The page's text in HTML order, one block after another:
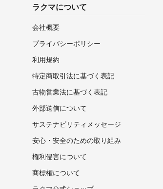
ラクマについて
会社概要
プライバシーポリシー
利用規約
特定商取引法に基づく表記
古物営業法に基づく表記
外部送信について
サステナビリティメッセージ
安心・安全のための取り組み
権利侵害について
商標権について